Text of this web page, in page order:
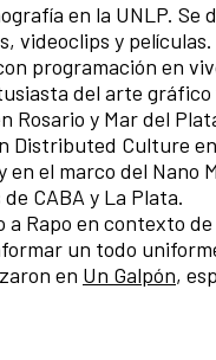
en la UNLP. Se
videoclips y películas.
programación en
del arte gráfico
Rosario y Mar del
Distributed Culture en
en el marco del Nano
CABA y La Plata.
Rapo en contexto
un todo
en Un Galpón,